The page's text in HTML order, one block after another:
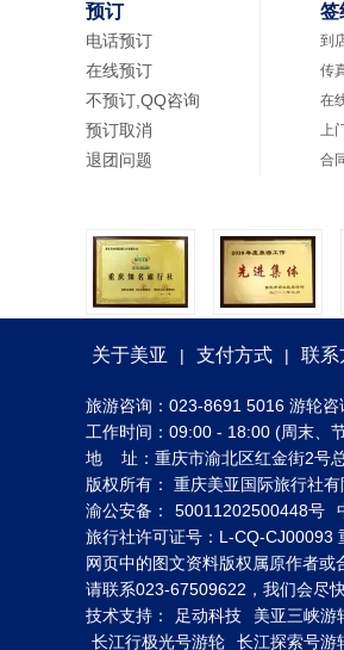
预订
电话预订
在线预订
不预订,QQ咨询
预订取消
退团问题
签
到
传
在
上
合
关于美亚 | 支付方式 | 联系
旅游咨询：023-8691 5016 游轮
工作时间：09:00 - 18:00 (周末、
地 址：重庆市渝北区红金街2号
版权所有： 重庆美亚国际旅行社有
渝公安备：
50011202500448号
旅行社许可证号：L-CQ-CJ00093
网页中的图文资料版权属原作者或
请联系023-67509622，我们会尽
技术支持：
足动科技 美亚三峡游
长江行极光号游轮
长江探索号游